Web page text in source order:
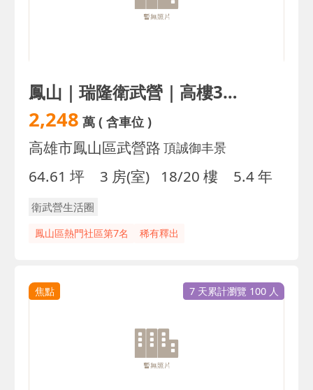
鳳山｜瑞隆衛武營｜高樓3房雙平車｜雙衛開窗｜超稀有
2,248 萬( 含車位 )
高雄市鳳山區武營路 頂誠御丰景
64.61 坪 3 房(室) 18/20 樓 5.4 年
衛武營生活圈
鳳山區熱門社區第7名 稀有釋出
焦點 7 天累計瀏覽 100 人